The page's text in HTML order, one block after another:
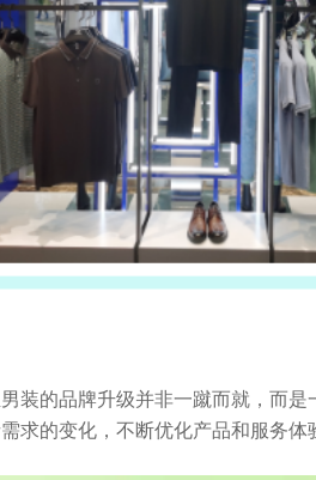
装的品牌升级并非一蹴而就，而
求的变化，不断优化产品和服务体